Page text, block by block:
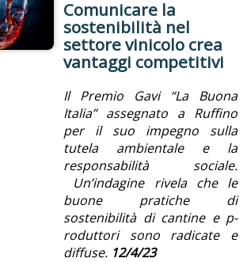
Comunicare la
sostenibilità nel
settore vinicolo crea
vantaggi competitivi
Il Premio Gavi “La Buona
Italia” assegnato a Ruffino
per il suo impegno sulla
tutela ambientale e la
responsabilità sociale.
Un’indagine rivela che le
buone pratiche di
sostenibilità di cantine e p­­
roduttori sono radicate e
diffuse­­. 12/4/23